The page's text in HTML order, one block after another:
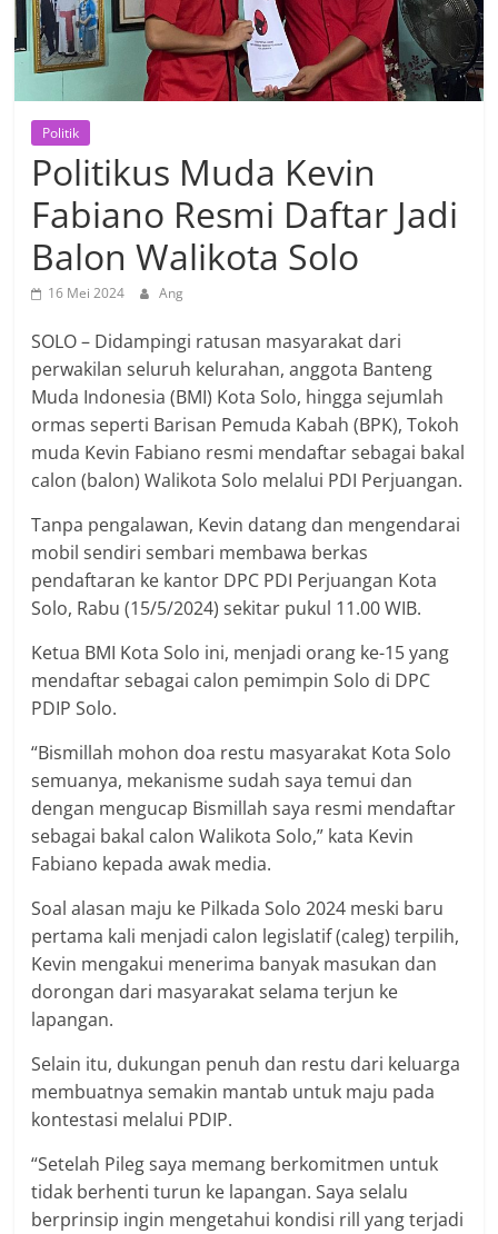
Politik
Politikus Muda Kevin
Fabiano Resmi Daftar Jadi
Balon Walikota Solo
16 Mei 2024 Ang
SOLO – Didampingi ratusan masyarakat dari
perwakilan seluruh kelurahan, anggota Banteng
Muda Indonesia (BMI) Kota Solo, hingga sejumlah
ormas seperti Barisan Pemuda Kabah (BPK), Tokoh
muda Kevin Fabiano resmi mendaftar sebagai bakal
calon (balon) Walikota Solo melalui PDI Perjuangan.
Tanpa pengalawan, Kevin datang dan mengendarai
mobil sendiri sembari membawa berkas
pendaftaran ke kantor DPC PDI Perjuangan Kota
Solo, Rabu (15/5/2024) sekitar pukul 11.00 WIB.
Ketua BMI Kota Solo ini, menjadi orang ke-15 yang
mendaftar sebagai calon pemimpin Solo di DPC
PDIP Solo.
“Bismillah mohon doa restu masyarakat Kota Solo
semuanya, mekanisme sudah saya temui dan
dengan mengucap Bismillah saya resmi mendaftar
sebagai bakal calon Walikota Solo,” kata Kevin
Fabiano kepada awak media.
Soal alasan maju ke Pilkada Solo 2024 meski baru
pertama kali menjadi calon legislatif (caleg) terpilih,
Kevin mengakui menerima banyak masukan dan
dorongan dari masyarakat selama terjun ke
lapangan.
Selain itu, dukungan penuh dan restu dari keluarga
membuatnya semakin mantab untuk maju pada
kontestasi melalui PDIP.
“Setelah Pileg saya memang berkomitmen untuk
tidak berhenti turun ke lapangan. Saya selalu
berprinsip ingin mengetahui kondisi rill yang terjadi